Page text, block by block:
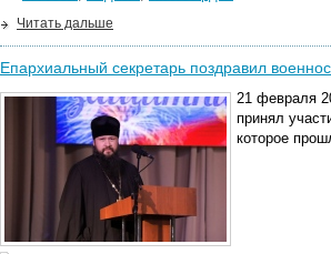
Читать дальше
Епархиальный секретарь поздравил
21 февраля
принял
которое